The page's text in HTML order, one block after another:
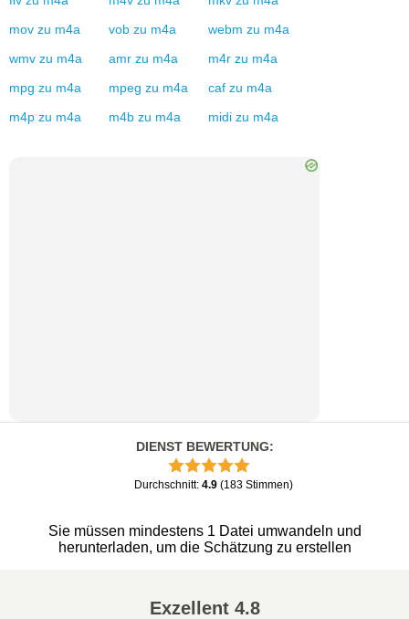
mov zu m4a vob zu m4a webm zu m4a
wmv zu m4a amr zu m4a m4r zu m4a
mpg zu m4a mpeg zu m4a caf zu m4a
m4p zu m4a m4b zu m4a midi zu m4a
DIENST BEWERTUNG:
Durchschnitt: 4.9 (183 Stimmen)
Sie müssen mindestens 1 Datei umwandeln und
herunterladen, um die Schätzung zu erstellen
Exzellent4.8